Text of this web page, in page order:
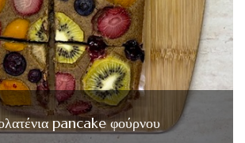
pancake φούρνου